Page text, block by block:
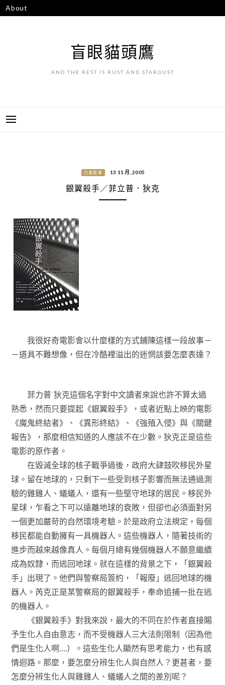
跳
至
About
盲眼貓頭鷹
AND THE REST IS RUST AND STARDUST
日書隨筆 13 11 月, 2005
銀翼殺手／菲立普．狄克
我很好奇電影會以什麼樣的方式鋪陳這樣一段故事－
－道具不難想像，但在冷酷裡溢出的迷惘該要怎麼表達？
菲力普˙狄克這個名字對中文讀者來說也許不算太過
熟悉，然而只要提起《銀翼殺手》，或者近點上映的電影
《魔鬼終結者》、《異形終結》、《強殖入侵》與《關鍵
報告》，那麼相信知道的人應該不在少數。狄克正是這些
電影的原作者。
在毀滅全球的核子戰爭過後，政府大肆鼓吹移民外星
球。留在地球的，只剩下一些受到核子影響而無法通過測
驗的雞雞人、蟻蟻人，還有一些堅守地球的居民。移民外
星球，乍看之下可以遠離地球的衰敗，但卻也必須面對另
一個更加嚴苛的自然環境考驗。於是政府立法規定，每個
移民都能自動擁有一具機器人。這些機器人，隨著技術的
進步而越來越像真人。每個月總有幾個機器人不願意繼續
成為奴隸，而逃回地球。就在這樣的背景之下，「銀翼殺
手」出現了。他們與警察局簽約，「報廢」逃回地球的機
器人。芮克正是某警察局的銀翼殺手，奉命追捕一批在逃
的機器人。
《銀翼殺手》對我來說，最大的不同在於作者直接賜
予生化人自由意志，而不受機器人三大法則限制（因為他
們是生化人啊….）。這些生化人顯然有思考能力，也有感
情迴路。那麼，要怎麼分辨生化人與自然人？更甚者，要
怎麼分辨生化人與雞雞人、蟻蟻人之間的差別呢？